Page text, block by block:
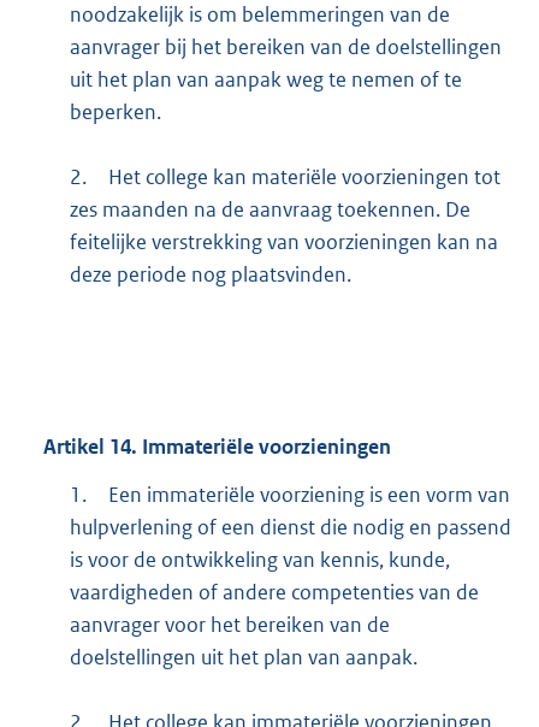
noodzakelijk is om belemmeringen van de
aanvrager bij het bereiken van de doelstellingen
uit het plan van aanpak weg te nemen of te
beperken.
2.
Het college kan materiële voorzieningen tot
zes maanden na de aanvraag toekennen. De
feitelijke verstrekking van voorzieningen kan na
deze periode nog plaatsvinden.
Artikel 14. Immateriële voorzieningen
1.
Een immateriële voorziening is een vorm van
hulpverlening of een dienst die nodig en passend
is voor de ontwikkeling van kennis, kunde,
vaardigheden of andere competenties van de
aanvrager voor het bereiken van de
doelstellingen uit het plan van aanpak.